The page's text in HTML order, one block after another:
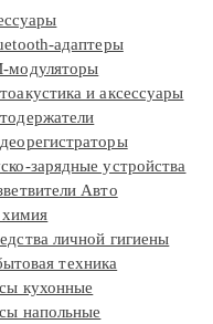
адаптеры
модуляторы
и аксессуары
зарядные устройства
Авто
личной гигиены
техника
кухонные
напольные